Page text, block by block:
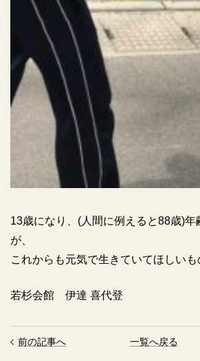
13歳になり、(人間に例えると88歳)年
が、
これからも元気で生きていてほしいも
若杉会館 伊達 喜代登
前の記事へ 一覧へ戻る